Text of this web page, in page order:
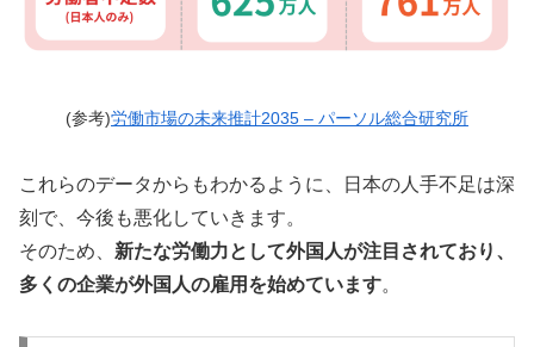
(参考)労働市場の未来推計2035 – パーソル総合研究所
これらのデータからもわかるように、日本の人手不足は深
刻で、今後も悪化していきます。
そのため、 新たな労働力として外国人が注目されており、
多くの企業が外国人の雇用を始めています。